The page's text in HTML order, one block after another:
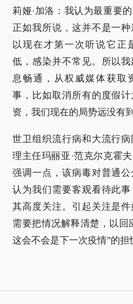
莉娅·加洛：我认为最重要
正如我所说，这并不是一
以现在才第一次听说它正
低，感染并不常见。所以
息畅通，从权威媒体获取
事，比如取消所有的度假
资，我们现在的局势远没有
世卫组织流行病和大流行
理主任玛丽亚·范克尔克霍
强调一点，该病毒对普通
认为我们需要客观看待此
其高度关注。引起关注是
需要把情况解释清楚，以回
这会不会是下一次疫情”的担